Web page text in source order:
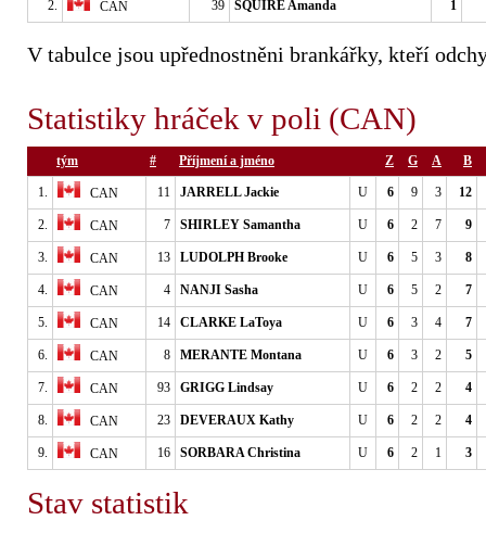
2. CAN 39 SQUIRE Amanda 1
V tabulce jsou upřednostněni brankářky, kteří
Statistiky hráček v poli (CAN)
tým # Příjmení a jméno Z G A B
1. CAN 11 JARRELL Jackie U 6 9 3 12
2. CAN 7 SHIRLEY Samantha U 6 2 7 9
3. CAN 13 LUDOLPH Brooke U 6 5 3 8
4. CAN 4 NANJI Sasha U 6 5 2 7
5. CAN 14 CLARKE LaToya U 6 3 4 7
6. CAN 8 MERANTE Montana U 6 3 2 5
7. CAN 93 GRIGG Lindsay U 6 2 2 4
8. CAN 23 DEVERAUX Kathy U 6 2 2 4
9. CAN 16 SORBARA Christina U 6 2 1 3
Stav statistik